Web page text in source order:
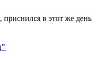
, приснился в этот же день